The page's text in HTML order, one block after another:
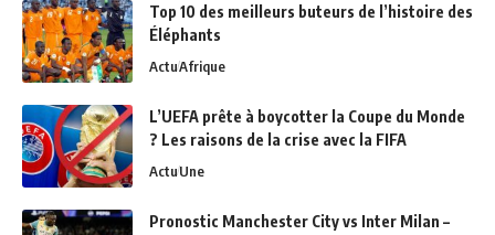
Top 10 des meilleurs buteurs de l’histoire des
Éléphants
ActuAfrique
L’UEFA prête à boycotter la Coupe du Monde
? Les raisons de la crise avec la FIFA
ActuUne
Pronostic Manchester City vs Inter Milan –